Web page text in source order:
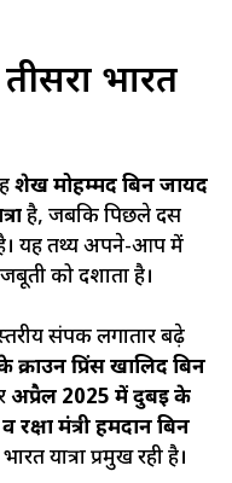
भारत
शेख मोहम्मद बिन जायद
है, जबकि पिछले दस
यह तथ्य अपने-आप में
को दर्शाता है।
संपर्क लगातार बढ़े
प्रिंस खालिद बिन
अप्रैल 2025 में दुबई के
रक्षा मंत्री हमदान बिन
यात्रा प्रमुख रही है।